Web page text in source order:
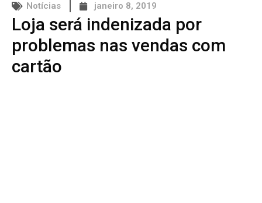
Notícias janeiro 8, 2019
Loja será indenizada por
problemas nas vendas com
cartão